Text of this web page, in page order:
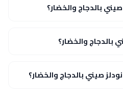
بالدجاج والخضار؟
والخضار؟
صيني بالدجاج والخضار؟